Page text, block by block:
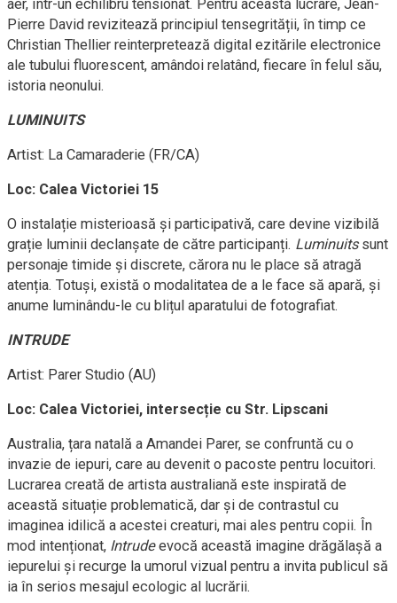
aer, într-un echilibru tensionat. Pentru această lucrare, Jean-
Pierre David revizitează principiul tensegrității, în timp ce
Christian Thellier reinterpretează digital ezitările electronice
ale tubului fluorescent, amândoi relatând, fiecare în felul său,
istoria neonului.
LUMINUITS
Artist: La Camaraderie (FR/CA)
Loc: Calea Victoriei 15
O instalație misterioasă și participativă, care devine vizibilă
grație luminii declanșate de către participanți. Luminuitssunt
personaje timide și discrete, cărora nu le place să atragă
atenția. Totuși, există o modalitatea de a le face să apară, și
anume luminându-le cu blițul aparatului de fotografiat.
INTRUDE
Artist: Parer Studio (AU)
Loc: Calea Victoriei, intersecție cu Str. Lipscani
Australia, țara natală a Amandei Parer, se confruntă cu o
invazie de iepuri, care au devenit o pacoste pentru locuitori.
Lucrarea creată de artista australiană este inspirată de
această situație problematică, dar și de contrastul cu
imaginea idilică a acestei creaturi, mai ales pentru copii. În
mod intenționat, Intrudeevocă această imagine drăgălașă a
iepurelui și recurge la umorul vizual pentru a invita publicul să
ia în serios mesajul ecologic al lucrării.